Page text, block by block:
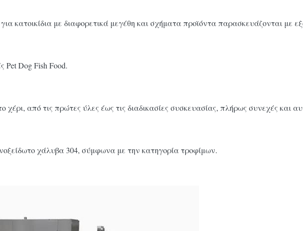
κατοικίδια με διαφορετικά μεγέθη και σχήματα προϊόντα παρασκευάζονται με
Pet Dog Fish Food.
χέρι, από τις πρώτες ύλες έως τις διαδικασίες συσκευασίας, πλήρως συνεχές και
χάλυβα 304, σύμφωνα με την κατηγορία τροφίμων.